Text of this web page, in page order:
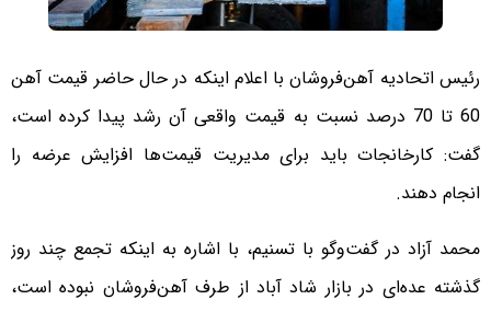
رئیس اتحادیه آهن‌فروشان با اعلام اینکه در حال حاضر قیمت آهن
60 تا 70 درصد نسبت به قیمت واقعی آن رشد پیدا کرده است،
گفت: کارخانجات باید برای مدیریت قیمت‌ها افزایش عرضه را
انجام دهند.
محمد آزاد در گفت‌وگو با تسنیم، با اشاره به اینکه تجمع چند روز
گذشته عده‌ای در بازار شاد آباد از طرف آهن‌فروشان نبوده است،